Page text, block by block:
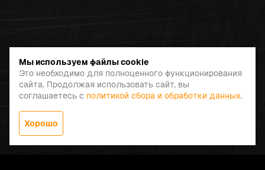
Мы используем файлы cookie
Это необходимо для полноценного функционирования
сайта. Продолжая использовать сайт, вы
соглашаетесь с политикой сбора и обработки данных.
Хорошо